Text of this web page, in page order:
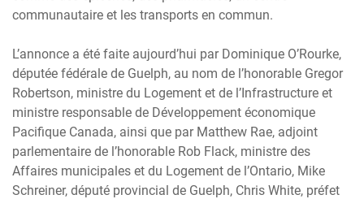
communautaire et les transports en commun.
L’annonce a été faite aujourd’hui par Dominique O’Rourke,
députée fédérale de Guelph, au nom de l’honorable Gregor
Robertson, ministre du Logement et de l’Infrastructure et
ministre responsable de Développement économique
Pacifique Canada, ainsi que par Matthew Rae, adjoint
parlementaire de l’honorable Rob Flack, ministre des
Affaires municipales et du Logement de l’Ontario, Mike
Schreiner, député provincial de Guelph, Chris White, préfet